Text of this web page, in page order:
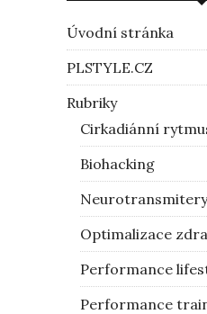
Úvodní stránka
PLSTYLE.CZ
Rubriky
Cirkadiánní
Biohacking
Neurotransmitery
Optimalizace
Performance
Performance